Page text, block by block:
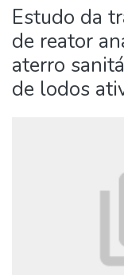
Statistics
Estudo da
de reator
aterro
de lodos